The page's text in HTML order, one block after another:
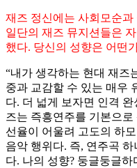
재즈 정신에는 사회모순
일단의 재즈 뮤지션들은
했다. 당신의 성향은 어떤
“내가 생각하는 현대 재즈
중과 교감할 수 있는 매우
다. 더 넓게 보자면 인격
즈는 즉흥연주를 기본으
선율이 어울려 고도의 하
음악 행위다. 즉, 연주곡
다. 나의 성향? 둥글둥글